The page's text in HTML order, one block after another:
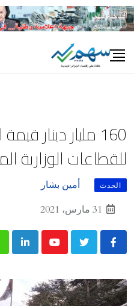
Skip
to
160 مليار دينار
للقطاعات الوزارية
الحدث
أمين بشار
31 مارس، 2021
Youtube